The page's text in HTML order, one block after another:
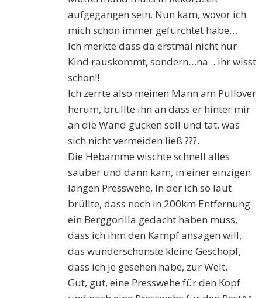
aufgegangen sein. Nun kam, wovor ich
mich schon immer gefürchtet habe…
Ich merkte dass da erstmal nicht nur
Kind rauskommt, sondern…na .. ihr wisst
schon!!
Ich zerrte also meinen Mann am Pullover
herum, brüllte ihn an dass er hinter mir
an die Wand gucken soll und tat, was
sich nicht vermeiden ließ ???.
Die Hebamme wischte schnell alles
sauber und dann kam, in einer einzigen
langen Presswehe, in der ich so laut
brüllte, dass noch in 200km Entfernung
ein Berggorilla gedacht haben muss,
dass ich ihm den Kampf ansagen will,
das wunderschönste kleine Geschöpf,
dass ich je gesehen habe, zur Welt.
Gut, gut, eine Presswehe für den Kopf